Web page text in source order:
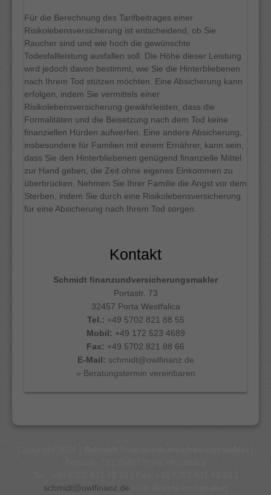
Für die Berechnung des Tarifbeitrages einer
Risikolebensversicherung ist entscheidend, ob Sie
Raucher sind und wie hoch die gewünschte
Todesfallleistung ausfallen soll. Die Höhe dieser Leistung
wird jedoch davon bestimmt, wie Sie die Hinterbliebenen
nach Ihrem Tod stützen möchten. Eine Absicherung kann
erfolgen, indem Sie vermittels einer
Risikolebensversicherung gewährleisten, dass die
Formalitäten und die Beisetzung nach dem Tod keine
finanziellen Hürden aufwerfen. Eine andere Absicherung,
insbesondere für Familien mit einem Ernährer, kann sein,
dass Sie den Hinterbliebenen genügend finanzielle Mittel
zur Hand geben, die Zeit ohne eigenes Einkommen zu
überbrücken. Nehmen Sie Ihrer Familie die Angst vor dem
Sterben, indem Sie durch eine Risikolebensversicherung
für eine Absicherung nach Ihrem Tod sorgen.
Kontakt
Schmidt finanzundversicherungsmakler
Portastr. 73
32457 Porta Westfalica
Tel.: +49 5702 821 88 55
Mobil: +49 172 523 4689
Fax: +49 5702 821 88 66
E-Mail: schmidt@owlfinanz.de
» Beratungstermin vereinbaren
Schmidt finanzundversicherungsmakler
Portastr. 73 | 32457 Porta Westfalica
schmidt@owlfinanz.de